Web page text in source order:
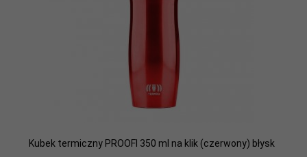
Kubek termiczny PROOFI 350 ml na klik (czerwony) błysk